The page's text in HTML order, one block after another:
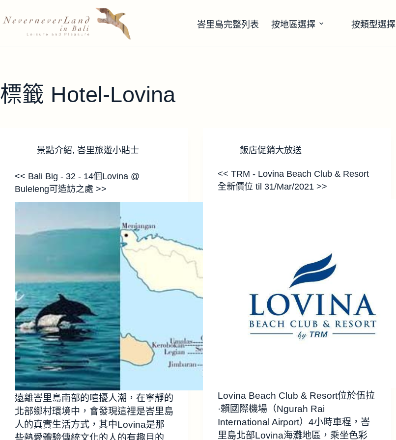
至
峇里島完整列表 按地區選擇 按類型選擇
標籤 Hotel-Lovina
景點介紹, 峇里旅遊小貼士
<< Bali Big - 32 - 14個Lovina @
Buleleng可造訪之處 >>
遠離峇里島南部的喧擾人潮，在寧靜的
北部鄉村環境中，會發現這裡是峇里島
人的真實生活方式，其中Lovina是那
些熱愛體驗傳統文化的人的有趣目的
飯店促銷大放送
<< TRM - Lovina Beach Club & Resort
全新價位 til 31/Mar/2021 >>
Lovina Beach Club & Resort位於伍拉
·賴國際機場（Ngurah Rai
International Airport）4小時車程，峇
里島北部Lovina海灘地區，乘坐色彩